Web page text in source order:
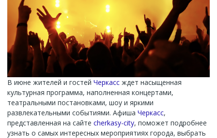
В июне жителей и гостей Черкасс ждет насыщенная
культурная программа, наполненная концертами,
театральными постановками, шоу и яркими
развлекательными событиями. Афиша Черкасс,
представленная на сайте cherkasy-city, поможет подробнее
узнать о самых интересных мероприятиях города, выбрать